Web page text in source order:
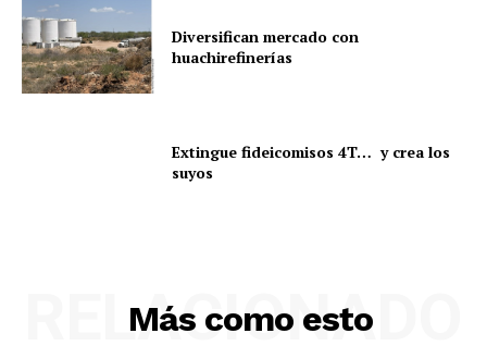
Diversifican mercado con
huachirefinerías
Extingue fideicomisos 4T… y crea los
suyos
Más como esto
RELACIONADO